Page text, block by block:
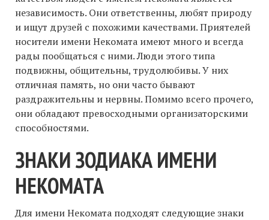
независимость. Они ответственны, любят природу
и ищут друзей с похожими качествами. Приятелей
носители имени Некомата имеют много и всегда
рады пообщаться с ними. Люди этого типа
подвижны, общительны, трудолюбивы. У них
отличная память, но они часто бывают
раздражительны и нервны. Помимо всего прочего,
они обладают превосходными организаторскими
способностями.
ЗНАКИ ЗОДИАКА ИМЕНИ
НЕКОМАТА
Для имени Некомата подходят следующие знаки